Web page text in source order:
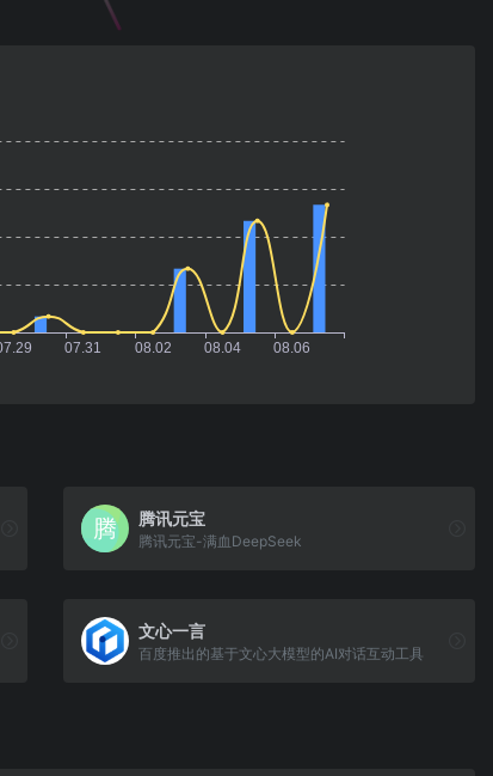
腾讯元宝
腾讯元宝-满血DeepSeek
文心一言
百度推出的基于文心大模型的AI对话互动工具